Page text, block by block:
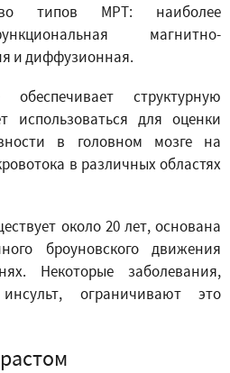
типов МРТ: наиболее
магнитно-
и диффузионная.
обеспечивает структурную
использоваться для оценки
в головном мозге на
в различных областях
около 20 лет, основана
броуновского движения
Некоторые заболевания,
ограничивают это